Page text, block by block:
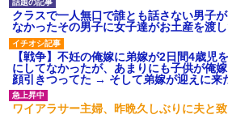
【ネット騒然】惨殺されたタ
ワマン頂き女子のこの動画、す
げえええええｗｗｗｗｗｗｗｗ
ｗｗｗ
【愕然】白のクラウン俺氏、
高速道路左車線を制限速度で走
った結果wwwwwwwwwwww
百年の恋12-899 食べた量を
張り合ってくる
クラスで一人無口で誰とも話さない男子
なかったその男子に女子達がお土産を渡
【戦争】不妊の俺嫁に弟嫁が2日間4歳児
にしてなかったが、あまりにも子供が俺
顔引きつってた → そして弟嫁が迎えに来
ワイアラサー主婦、昨晩久しぶりに夫と